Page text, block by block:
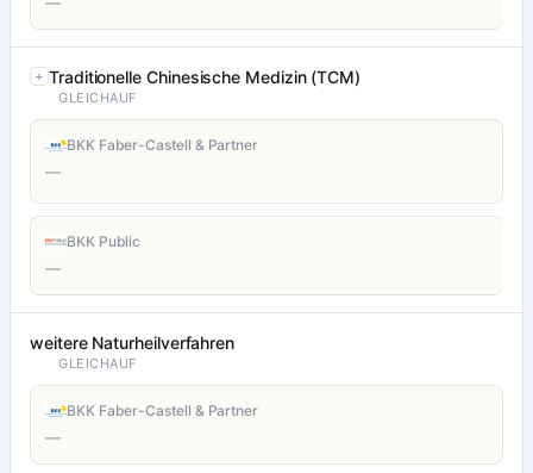
Traditionelle Chinesische Medizin (TCM)
GLEICHAUF
BKK Faber-Castell & Partner
—
BKK Public
—
weitere Naturheilverfahren
GLEICHAUF
BKK Faber-Castell & Partner
—